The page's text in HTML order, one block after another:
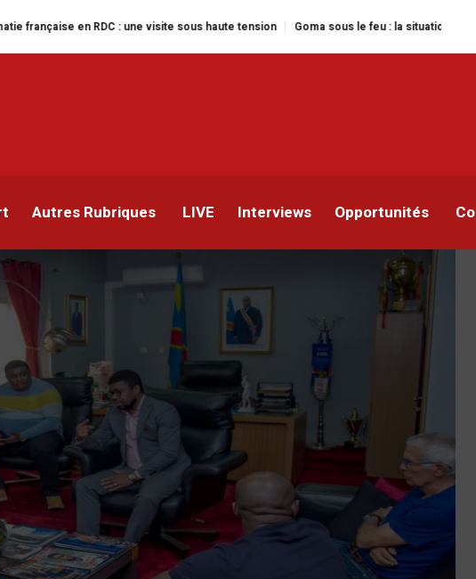
: une visite sous haute tension Goma sous le feu : la situation humanitaire se dégrade
Autres Rubriques LIVE Interviews Opportunités
le Ministère des Sports
d’Hector Cuper traine